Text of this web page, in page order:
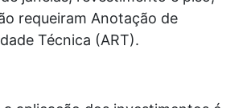
requeiram Anotação de
Técnica (ART).